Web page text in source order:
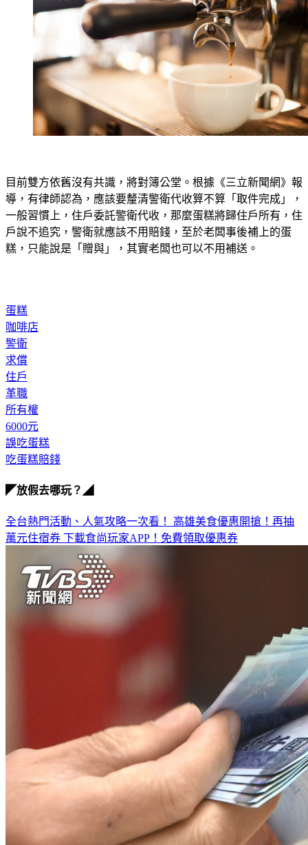
目前雙方依舊沒有共識，將對簿公堂。根據《三立新聞網》報
導，有律師認為，應該要釐清警衛代收算不算「取件完成」，
一般習慣上，住戶委託警衛代收，那麼蛋糕將歸住戶所有，住
戶說不追究，警衛就應該不用賠錢，至於老闆事後補上的蛋
糕，只能說是「贈與」，其實老闆也可以不用補送。
蛋糕
咖啡店
警衛
求償
住戶
革職
所有權
6000元
誤吃蛋糕
吃蛋糕賠錢
◤放假去哪玩？◢
全台熱門活動、人氣攻略一次看！ 高雄美食優惠開搶！再抽
萬元住宿券 下載食尚玩家APP！免費領取優惠券